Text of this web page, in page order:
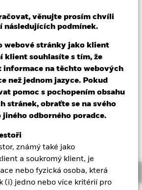
věnujte prosím chvíli
následujících podmínek.
webové stránky jako klient
klient souhlasíte s tím, že
informace na těchto webových
než jednom jazyce. Pokud
pomoc s pochopením obsahu
stránek, obraťte se na svého
odborného poradce.
známý také jako
a soukromý klient, je
nebo fyzická osoba, která
(i) jedno nebo více kritérií pro
srp-26